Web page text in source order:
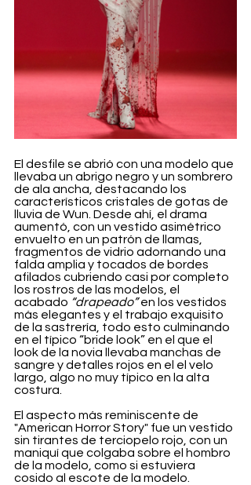
El desfile se abrió con una modelo que
llevaba un abrigo negro y un sombrero
de ala ancha, destacando los
característicos cristales de gotas de
lluvia de Wun. Desde ahí, el drama
aumentó, con un vestido asimétrico
envuelto en un patrón de llamas,
fragmentos de vidrio adornando una
falda amplia y tocados de bordes
afilados cubriendo casi por completo
los rostros de las modelos, el
acabado “drapeado” en los vestidos
más elegantes y el trabajo exquisito
de la sastrería, todo esto culminando
en el típico “bride look” en el que el
look de la novia llevaba manchas de
sangre y detalles rojos en el el velo
largo, algo no muy típico en la alta
costura.
El aspecto más reminiscente de
"American Horror Story" fue un vestido
sin tirantes de terciopelo rojo, con un
maniquí que colgaba sobre el hombro
de la modelo, como si estuviera
cosido al escote de la modelo.